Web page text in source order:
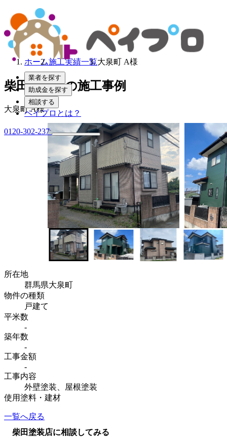
業者を探す
助成金を探す
相談する
ペイプロとは？
0120-302-237
ホーム施工実績一覧大泉町 A様
柴田塗装店の施工事例
大泉町 A様
所在地
群馬県大泉町
物件の種類
戸建て
平米数
-
築年数
-
工事金額
-
工事内容
外壁塗装、屋根塗装
使用塗料・建材
一覧へ戻る
柴田塗装店に相談してみる